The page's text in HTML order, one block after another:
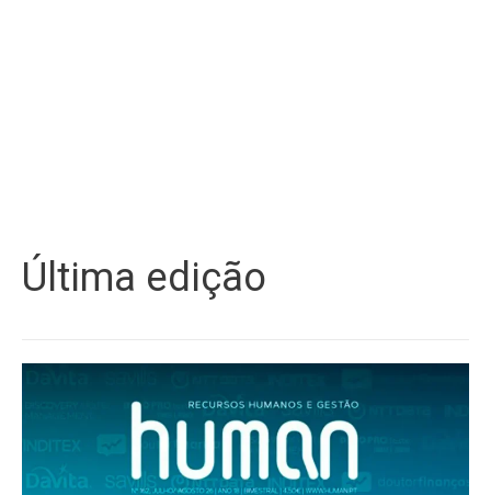
Última edição